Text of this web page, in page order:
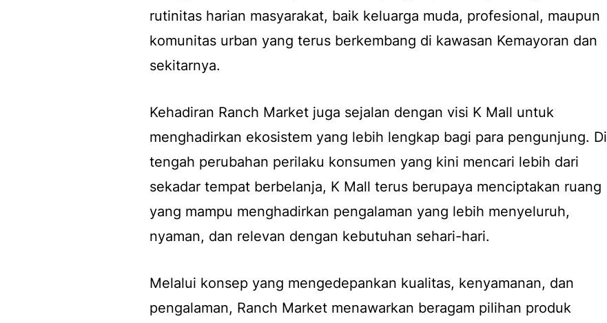
rutinitas harian masyarakat, baik keluarga muda, profesional, maupun
komunitas urban yang terus berkembang di kawasan Kemayoran dan
sekitarnya.
Kehadiran Ranch Market juga sejalan dengan visi K Mall untuk
menghadirkan ekosistem yang lebih lengkap bagi para pengunjung. Di
tengah perubahan perilaku konsumen yang kini mencari lebih dari
sekadar tempat berbelanja, K Mall terus berupaya menciptakan ruang
yang mampu menghadirkan pengalaman yang lebih menyeluruh,
nyaman, dan relevan dengan kebutuhan sehari-hari.
Melalui konsep yang mengedepankan kualitas, kenyamanan, dan
pengalaman, Ranch Market menawarkan beragam pilihan produk